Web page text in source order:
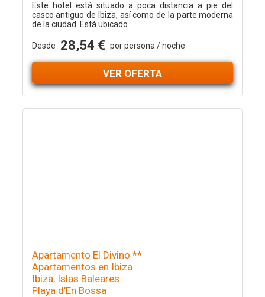
Este hotel está situado a poca distancia a pie del
casco antiguo de Ibiza, así como de la parte moderna
de la ciudad. Está ubicado...
Desde 28,54 € por persona / noche
VER OFERTA
Apartamento El Divino **
Apartamentos en Ibiza
Ibiza, Islas Baleares
Playa d'En Bossa